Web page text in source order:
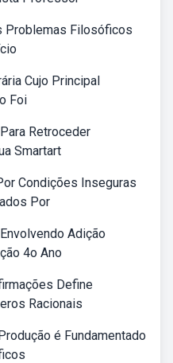
Problemas Filosóficos
Cujo Principal
Foi
Retroceder
Smartart
Condições Inseguras
Por
Adição
4o Ano
Define
Racionais
é Fundamentado